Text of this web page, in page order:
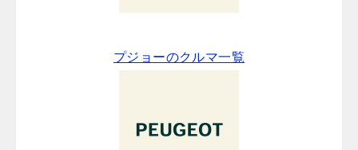
プジョーのクルマ一覧